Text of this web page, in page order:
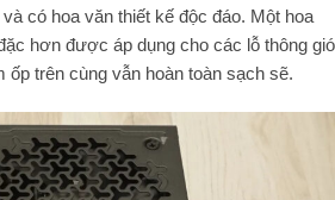
có hoa văn thiết kế độc đáo. Một hoa
hơn được áp dụng cho các lỗ thông gió
ốp trên cùng vẫn hoàn toàn sạch sẽ.